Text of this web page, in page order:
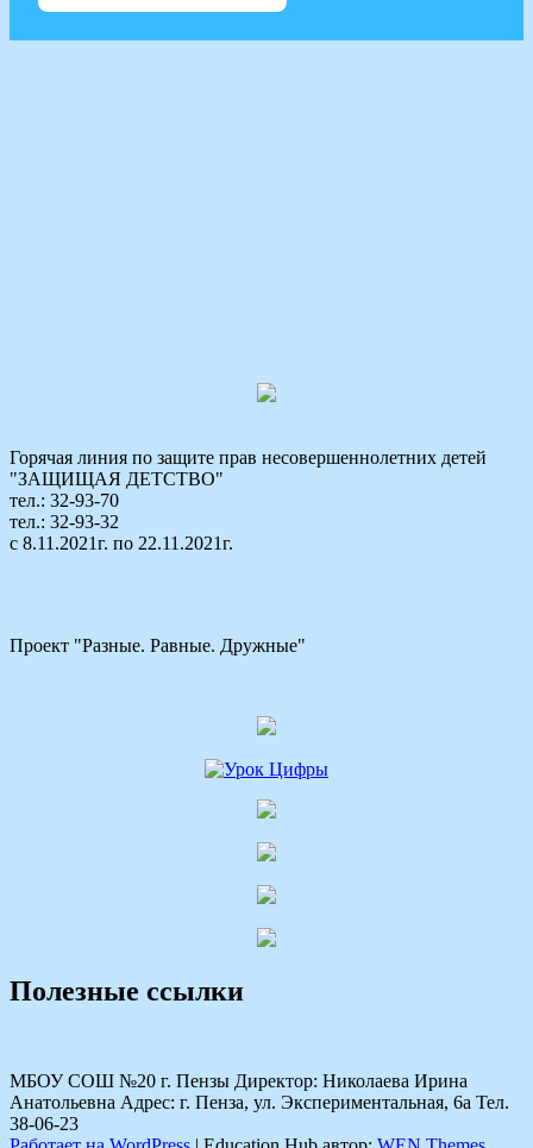
Горячая линия по защите прав несовершеннолетних детей
"ЗАЩИЩАЯ ДЕТСТВО"
тел.: 32-93-70
тел.: 32-93-32
с 8.11.2021г. по 22.11.2021г.
Проект "Разные. Равные. Дружные"
Полезные ссылки
МБОУ СОШ №20 г. Пензы Директор: Николаева Ирина
Анатольевна Адрес: г. Пенза, ул. Экспериментальная, 6а Тел.
38-06-23